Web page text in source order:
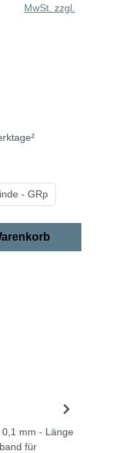
MwSt. zzgl.
- GRp
mm - Länge
für